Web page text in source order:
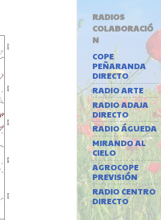
RADIOS
COLABORACIÓ
N
COPE
PEÑARANDA
DIRECTO
RADIO ARTE
RADIO ADAJA
DIRECTO
RADIO ÁGUEDA
MIRANDO AL
CIELO
AGROCOPE
PREVISIÓN
RADIO CENTRO
DIRECTO